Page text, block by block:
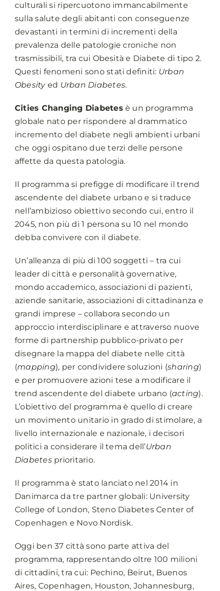
culturali si ripercuotono immancabilmente
sulla salute degli abitanti con conseguenze
devastanti in termini di incrementi della
prevalenza delle patologie croniche non
trasmissibili, tra cui Obesità e Diabete di tipo 2.
Questi fenomeni sono stati definiti: Urban
Obesityed Urban Diabetes.
Cities Changing Diabetes è un programma
globale nato per rispondere al drammatico
incremento del diabete negli ambienti urbani
che oggi ospitano due terzi delle persone
affette da questa patologia.
Il programma si prefigge di modificare il trend
ascendente del diabete urbano e si traduce
nell’ambizioso obiettivo secondo cui, entro il
2045, non più di 1 persona su 10 nel mondo
debba convivere con il diabete.
Un’alleanza di più di 100 soggetti – tra cui
leader di città e personalità governative,
mondo accademico, associazioni di pazienti,
aziende sanitarie, associazioni di cittadinanza e
grandi imprese – collabora secondo un
approccio interdisciplinare e attraverso nuove
forme di partnership pubblico-privato per
disegnare la mappa del diabete nelle città
(mapping), per condividere soluzioni (sharing)
e per promuovere azioni tese a modificare il
trend ascendente del diabete urbano (acting).
L’obiettivo del programma è quello di creare
un movimento unitario in grado di stimolare, a
livello internazionale e nazionale, i decisori
politici a considerare il tema dell’Urban
Diabetes prioritario.
Il programma è stato lanciato nel 2014 in
Danimarca da tre partner globali: University
College of London, Steno Diabetes Center of
Copenhagen e Novo Nordisk.
Oggi ben 37 città sono parte attiva del
programma, rappresentando oltre 100 milioni
di cittadini, tra cui: Pechino, Beirut, Buenos
Aires, Copenhagen, Houston, Johannesburg,